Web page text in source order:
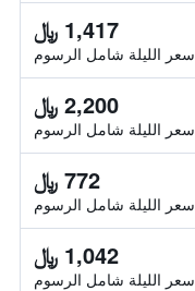
1,417 ﷼
سعر الليلة شامل الرسوم
2,200 ﷼
سعر الليلة شامل الرسوم
772 ﷼
سعر الليلة شامل الرسوم
1,042 ﷼
سعر الليلة شامل الرسوم